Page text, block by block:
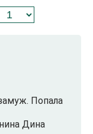
Попала
Дина